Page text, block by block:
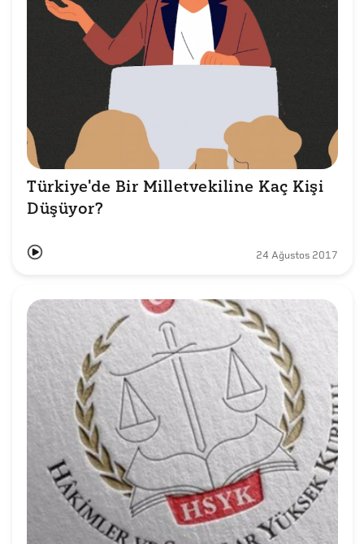
Türkiye'de Bir Milletvekiline Kaç Kişi
24 Ağustos 2017